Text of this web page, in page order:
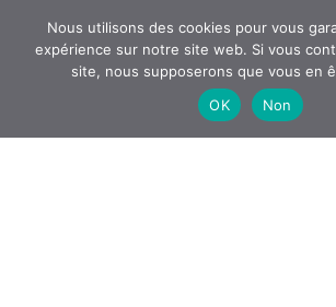
Nous utilisons des cookies pour vous
expérience sur notre site web. Si vous
site, nous supposerons que vous en
OK
Non